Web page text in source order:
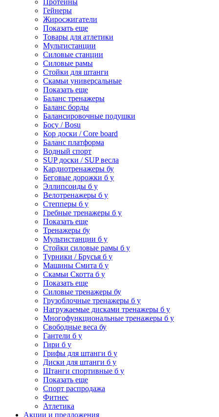
Протеины
Гейнеры
Жиросжигатели
Показать еще
Товары для атлетики
Мультистанции
Силовые станции
Силовые рамы
Стойки для штанги
Скамьи универсальные
Показать еще
Баланс тренажеры
Баланс борды
Балансировочные подушки
Босу / Bosu
Кор доски / Core board
Баланс платформа
Водный спорт
SUP доски / SUP весла
Кардиотренажеры бу
Беговые дорожки б у
Эллипсоиды б у
Велотренажеры б у
Степперы б у
Гребные тренажеры б у
Показать еще
Тренажеры бу
Мультистанции б у
Стойки силовые рамы б у
Турники / Брусья б у
Машины Смита б у
Скамьи Скотта б у
Показать еще
Силовые тренажеры бу
Грузоблочные тренажеры б у
Нагружаемые дисками тренажеры б у
Многофункциональные тренажеры б у
Свободные веса бу
Гантели б у
Гири б у
Грифы для штанги б у
Диски для штанги б у
Штанги спортивные б у
Показать еще
Спорт распродажа
Фитнес
Атлетика
Акции и предложения